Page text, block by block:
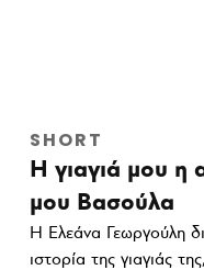
SHORT
Η γιαγιά μου η
μου Βασούλα
Η Ελεάνα Γεωργούλη
ιστορία της γιαγιάς